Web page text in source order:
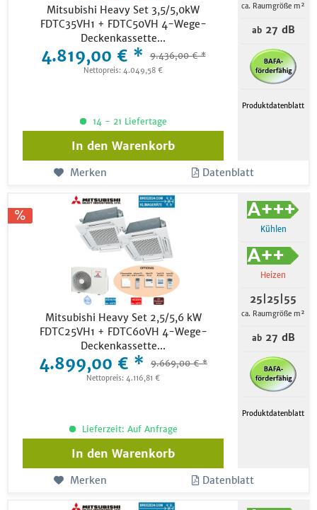
Mitsubishi Heavy Set 3,5/5,0kW
FDTC35VH1 + FDTC50VH 4-Wege-
Deckenkassette...
4.819,00 € * 9.436,00 € *
Nettopreis: 4.049,58 €
ca. Raumgröße m²
ab27 dB
Produktdatenblatt
14 - 21 Liefertage
In den Warenkorb
Merken Datenblatt
Mitsubishi Heavy Set 2,5/5,6 kW
FDTC25VH1 + FDTC60VH 4-Wege-
Deckenkassette...
4.899,00 € * 9.669,00 € *
Nettopreis: 4.116,81 €
Kühlen
Heizen
25|25|55
ca. Raumgröße m²
ab27 dB
Produktdatenblatt
Lieferzeit: Auf Anfrage
In den Warenkorb
Merken Datenblatt